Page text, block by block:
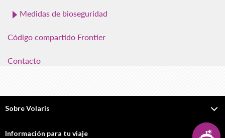
Medidas de bioseguridad
Código compartido Frontier
Contacto
Sobre Volaris
Información para tu viaje